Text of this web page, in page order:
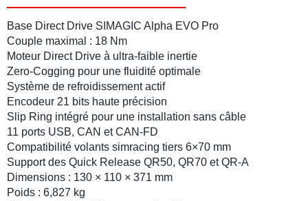
Base Direct Drive SIMAGIC Alpha EVO Pro
Couple maximal : 18 Nm
Moteur Direct Drive à ultra-faible inertie
Zero-Cogging pour une fluidité optimale
Système de refroidissement actif
Encodeur 21 bits haute précision
Slip Ring intégré pour une installation sans câble
11 ports USB, CAN et CAN-FD
Compatibilité volants simracing tiers 6×70 mm
Support des Quick Release QR50, QR70 et QR-A
Dimensions : 130 × 110 × 371 mm
Poids : 6,827 kg